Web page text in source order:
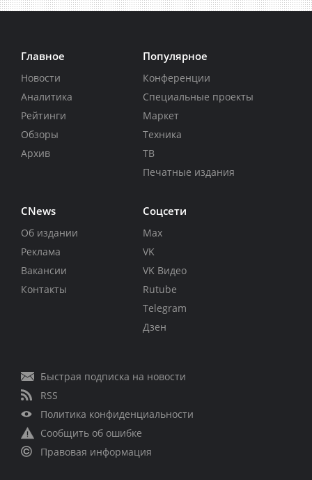
Главное
Новости
Аналитика
Рейтинги
Обзоры
Архив
Популярное
Конференции
Специальные проекты
Маркет
Техника
ТВ
Печатные издания
CNews
Об издании
Реклама
Вакансии
Контакты
Соцсети
Max
VK
VK Видео
Rutube
Telegram
Дзен
Быстрая подписка на новости
RSS
Политика конфиденциальности
Сообщить об ошибке
Правовая информация